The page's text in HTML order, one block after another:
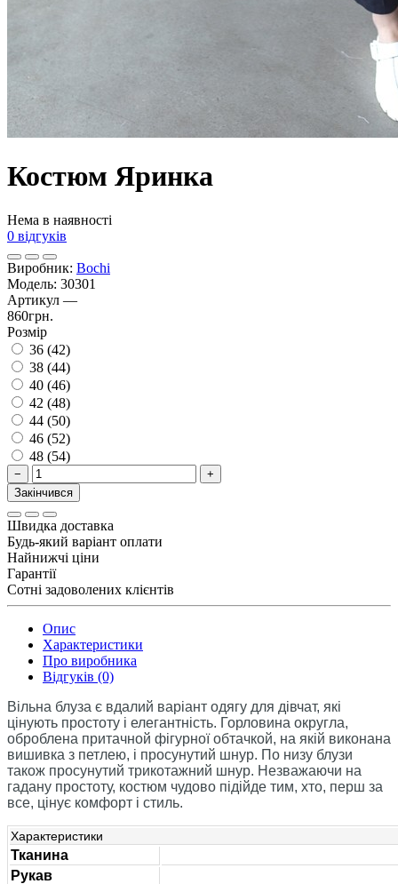
Костюм Яринка
Нема в наявності
0 відгуків
Виробник: Bochi
Модель: 30301
Артикул —
860грн.
Розмір
36 (42)
38 (44)
40 (46)
42 (48)
44 (50)
46 (52)
48 (54)
−
+
Закінчився
Швидка доставка
Будь-який варіант оплати
Найнижчі ціни
Гарантії
Сотні задоволених клієнтів
Опис
Характеристики
Про виробника
Відгуків (0)
Вільна блуза є вдалий варіант одягу для дівчат, які
цінують простоту і елегантність. Горловина округла,
оброблена притачной фігурної обтачкой, на якій виконана
вишивка з петлею, і просунутий шнур. По низу блузи
також просунутий трикотажний шнур. Незважаючи на
гадану простоту, костюм чудово підійде тим, хто, перш за
все, цінує комфорт і стиль.
Характеристики
Тканина
Рукав